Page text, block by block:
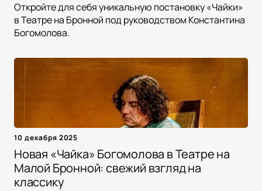
Откройте для себя уникальную постановку «Чайки»
в Театре на Бронной под руководством Константина
Богомолова.
10 декабря 2025
Новая «Чайка» Богомолова в Театре на
Малой Бронной: свежий взгляд на
классику